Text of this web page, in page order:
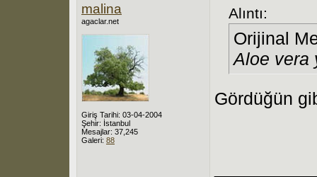
malina
agaclar.net
Giriş Tarihi: 03-04-2004
Şehir: İstanbul
Mesajlar: 37,245
Galeri: 88
Alıntı:
Orijinal
Aloe vera
Gördüğün